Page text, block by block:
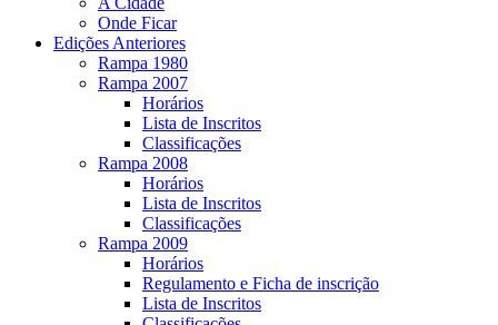
Onde Ficar
Edições Anteriores
Rampa 1980
Rampa 2007
Horários
Lista de Inscritos
Classificações
Rampa 2008
Horários
Lista de Inscritos
Classificações
Rampa 2009
Horários
Regulamento e Ficha de inscrição
Lista de Inscritos